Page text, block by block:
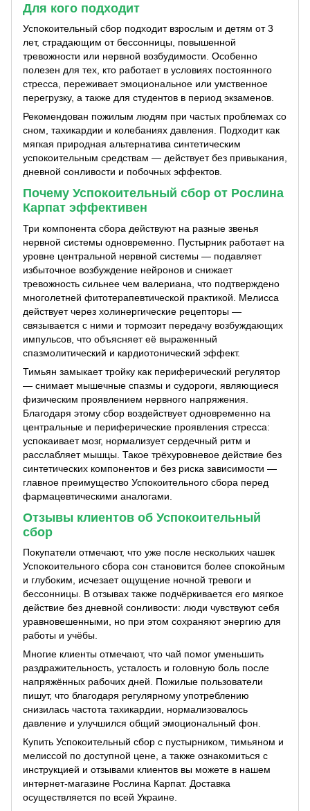
Для кого подходит
Успокоительный сбор подходит взрослым и детям от 3
лет, страдающим от бессонницы, повышенной
тревожности или нервной возбудимости. Особенно
полезен для тех, кто работает в условиях постоянного
стресса, переживает эмоциональное или умственное
перегрузку, а также для студентов в период экзаменов.
Рекомендован пожилым людям при частых проблемах со
сном, тахикардии и колебаниях давления. Подходит как
мягкая природная альтернатива синтетическим
успокоительным средствам — действует без привыкания,
дневной сонливости и побочных эффектов.
Почему Успокоительный сбор от Рослина
Карпат эффективен
Три компонента сбора действуют на разные звенья
нервной системы одновременно. Пустырник работает на
уровне центральной нервной системы — подавляет
избыточное возбуждение нейронов и снижает
тревожность сильнее чем валериана, что подтверждено
многолетней фитотерапевтической практикой. Мелисса
действует через холинергические рецепторы —
связывается с ними и тормозит передачу возбуждающих
импульсов, что объясняет её выраженный
спазмолитический и кардиотонический эффект.
Тимьян замыкает тройку как периферический регулятор
— снимает мышечные спазмы и судороги, являющиеся
физическим проявлением нервного напряжения.
Благодаря этому сбор воздействует одновременно на
центральные и периферические проявления стресса:
успокаивает мозг, нормализует сердечный ритм и
расслабляет мышцы. Такое трёхуровневое действие без
синтетических компонентов и без риска зависимости —
главное преимущество Успокоительного сбора перед
фармацевтическими аналогами.
Отзывы клиентов об Успокоительный
сбор
Покупатели отмечают, что уже после нескольких чашек
Успокоительного сбора сон становится более спокойным
и глубоким, исчезает ощущение ночной тревоги и
бессонницы. В отзывах также подчёркивается его мягкое
действие без дневной сонливости: люди чувствуют себя
уравновешенными, но при этом сохраняют энергию для
работы и учёбы.
Многие клиенты отмечают, что чай помог уменьшить
раздражительность, усталость и головную боль после
напряжённых рабочих дней. Пожилые пользователи
пишут, что благодаря регулярному употреблению
снизилась частота тахикардии, нормализовалось
давление и улучшился общий эмоциональный фон.
Купить Успокоительный сбор с пустырником, тимьяном и
мелиссой по доступной цене, а также ознакомиться с
инструкцией и отзывами клиентов вы можете в нашем
интернет-магазине Рослина Карпат. Доставка
осуществляется по всей Украине.